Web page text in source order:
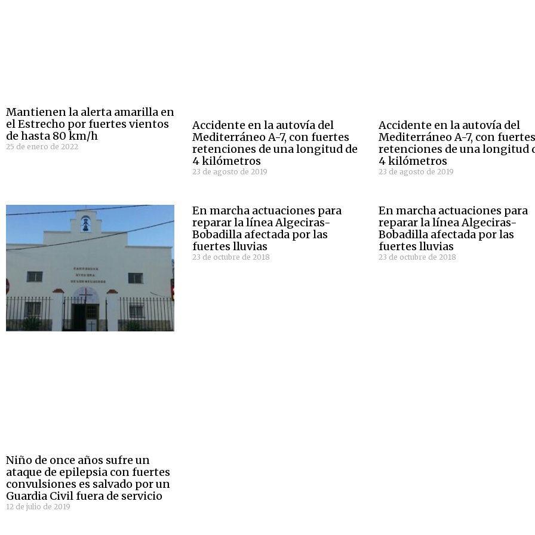
Mantienen la alerta amarilla en
el Estrecho por fuertes vientos
de hasta 80 km/h
25 de enero de 2022
Accidente en la autovía del
Mediterráneo A-7, con fuertes
retenciones de una longitud de
4 kilómetros
23 de agosto de 2019
Accidente en la autovía del
Mediterráneo A-7, con
retenciones de una longitud
4 kilómetros
23 de agosto de 2019
Niño de once años sufre un
ataque de epilepsia con fuertes
convulsiones es salvado por un
Guardia Civil fuera de servicio
12 de julio de 2019
En marcha actuaciones para
reparar la línea Algeciras-
Bobadilla afectada por las
fuertes lluvias
23 de octubre de 2018
En marcha actuaciones para
reparar la línea Algeciras-
Bobadilla afectada por las
fuertes lluvias
23 de octubre de 2018